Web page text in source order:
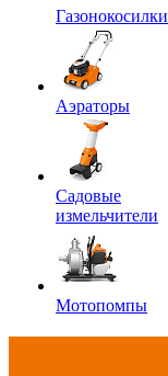
Газонокосилки
Аэраторы
Садовые
измельчители
Мотопомпы